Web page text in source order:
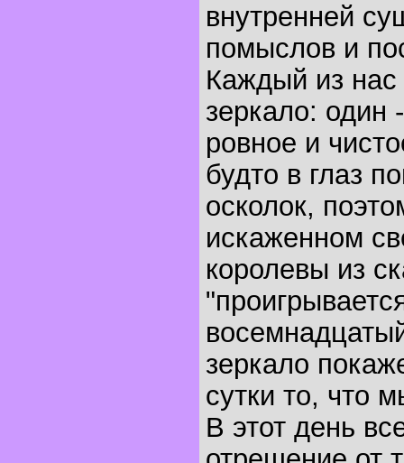
внутренней
помыслов и
Каждый из нас
зеркало: один
ровное и
будто в глаз
осколок,
искаженном
королевы из
зеркало
сутки то, что
В этот день